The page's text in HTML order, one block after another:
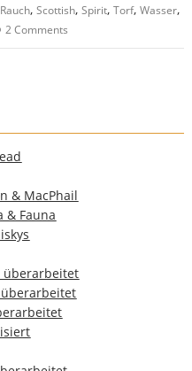
Rauch,Scottish,Spirit,Torf,Wasser,
2 Comments
& MacPhail
& Fauna
überarbeitet